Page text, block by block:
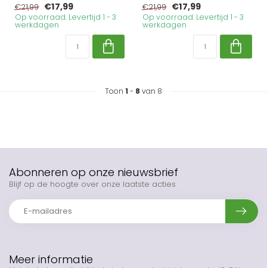
€21,99 €17,99
Op voorraad. Levertijd 1 - 3
werkdagen
€21,99 €17,99
Op voorraad. Levertijd 1 - 3
werkdagen
Toon 1 - 8 van 8
Meer informatie
Abonneren op onze nieuwsbrief
Blijf op de hoogte over onze laatste acties